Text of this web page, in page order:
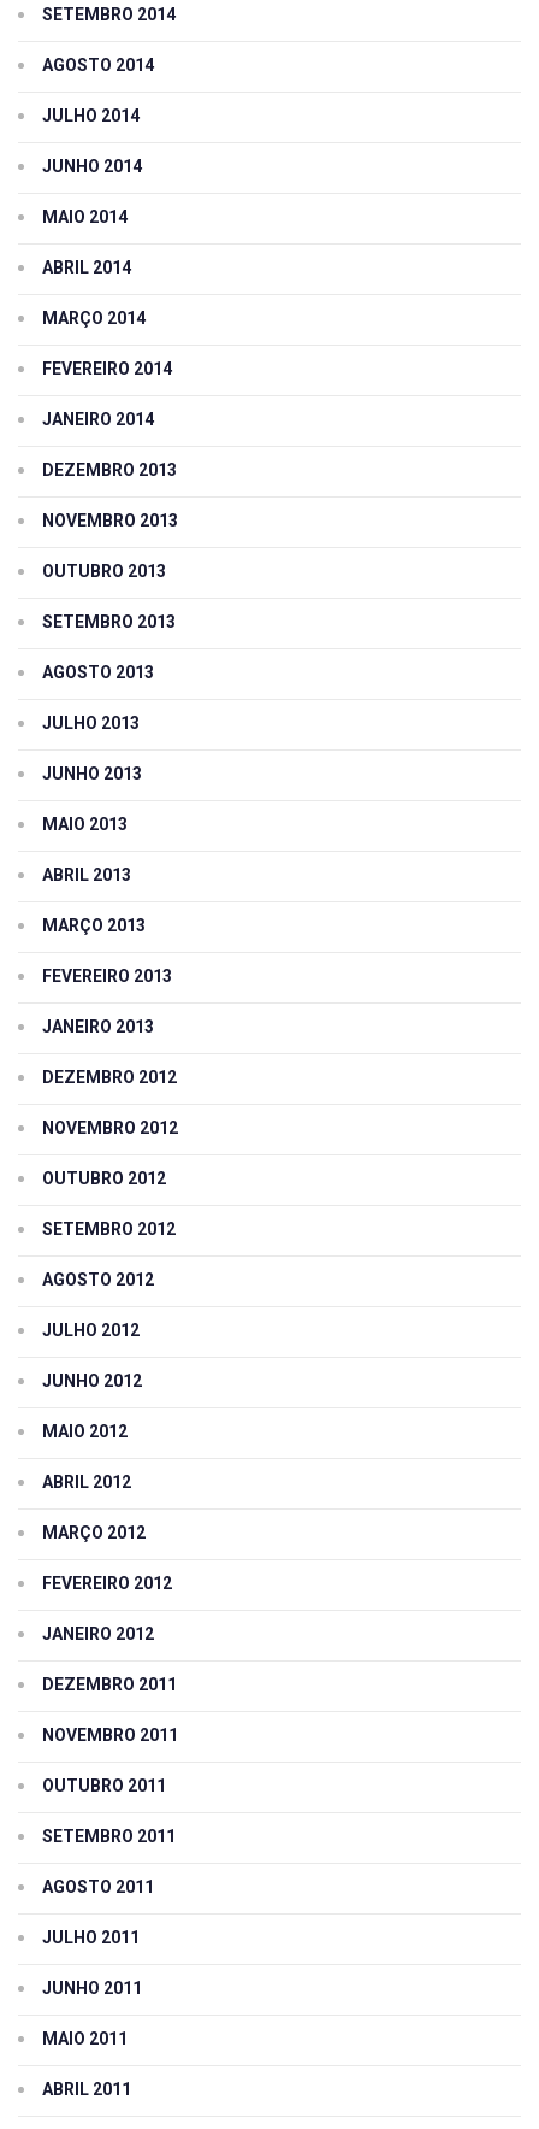
SETEMBRO 2014
AGOSTO 2014
JULHO 2014
JUNHO 2014
MAIO 2014
ABRIL 2014
MARÇO 2014
FEVEREIRO 2014
JANEIRO 2014
DEZEMBRO 2013
NOVEMBRO 2013
OUTUBRO 2013
SETEMBRO 2013
AGOSTO 2013
JULHO 2013
JUNHO 2013
MAIO 2013
ABRIL 2013
MARÇO 2013
FEVEREIRO 2013
JANEIRO 2013
DEZEMBRO 2012
NOVEMBRO 2012
OUTUBRO 2012
SETEMBRO 2012
AGOSTO 2012
JULHO 2012
JUNHO 2012
MAIO 2012
ABRIL 2012
MARÇO 2012
FEVEREIRO 2012
JANEIRO 2012
DEZEMBRO 2011
NOVEMBRO 2011
OUTUBRO 2011
SETEMBRO 2011
AGOSTO 2011
JULHO 2011
JUNHO 2011
MAIO 2011
ABRIL 2011